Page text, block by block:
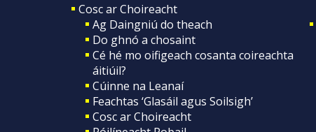
Cosc ar Choireacht
Ag Daingniú do theach
Do ghnó a chosaint
Cé hé mo oifigeach cosanta coireachta
áitiúil?
Cúinne na Leanaí
Feachtas ‘Glasáil agus Soilsigh’
Cosc ar Choireacht